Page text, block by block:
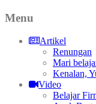
Menu
Artikel
Renungan
Mari
Kenalan,
Video
Belajar